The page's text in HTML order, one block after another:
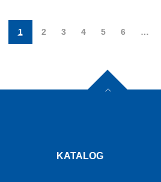
1 2 3 4 5 6 …
KATALOG